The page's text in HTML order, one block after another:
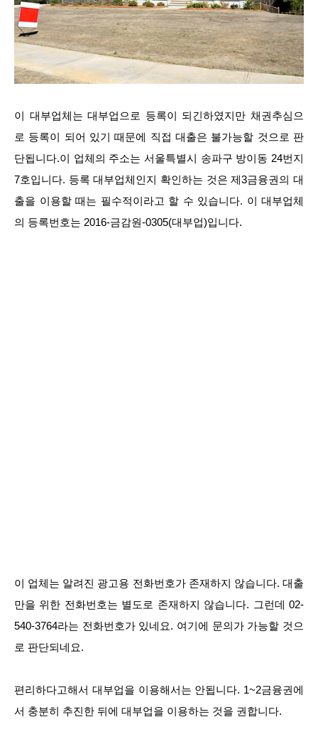
이 대부업체는 대부업으로 등록이 되긴하였지만 채권추심으
로 등록이 되어 있기 때문에 직접 대출은 불가능할 것으로 판
단됩니다.이 업체의 주소는 서울특별시 송파구 방이동 24번지
7호입니다. 등록 대부업체인지 확인하는 것은 제3금융권의 대
출을 이용할 때는 필수적이라고 할 수 있습니다. 이 대부업체
의 등록번호는 2016-금감원-0305(대부업)입니다.
이 업체는 알려진 광고용 전화번호가 존재하지 않습니다. 대출
만을 위한 전화번호는 별도로 존재하지 않습니다. 그런데 02-
540-3764라는 전화번호가 있네요. 여기에 문의가 가능할 것으
로 판단되네요.
편리하다고해서 대부업을 이용해서는 안됩니다. 1~2금융권에
서 충분히 추진한 뒤에 대부업을 이용하는 것을 권합니다.